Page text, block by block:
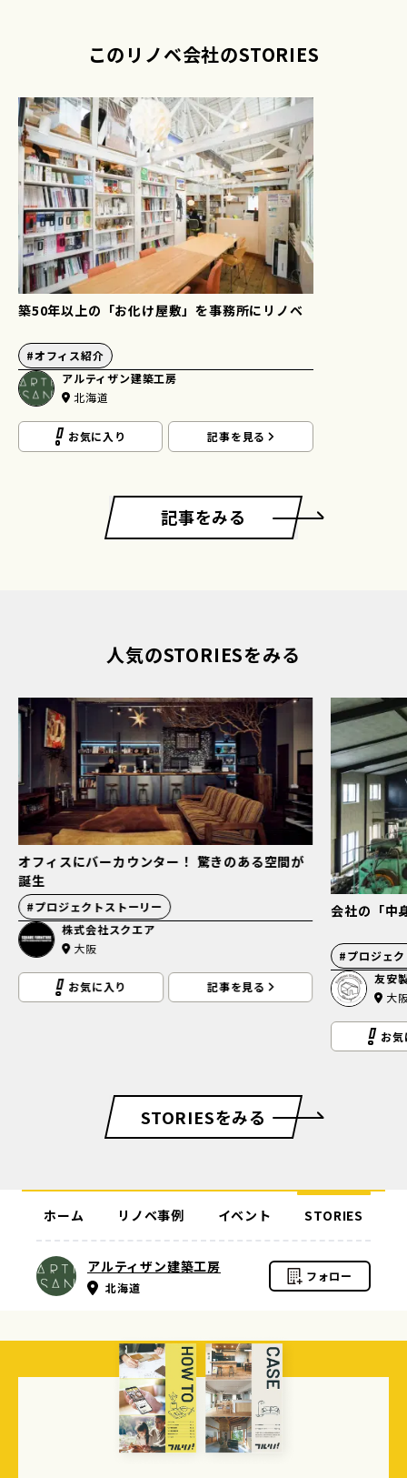
このリノベ会社のSTORIES
築50年以上の「お化け屋敷」を事務所にリノベ
#オフィス紹介
アルティザン建築工房
北海道
お気に入り 記事を見る
記事をみる
人気のSTORIESをみる
会社の「中身」まで変える工場リノベーション
#プロジェクトストーリー
友安製作所
大阪
素材にこだ
#オフィス
Lig
北
お
STORIESをみる
アルティザン建築工房
北海道
フォロー
ホーム リノベ事例 イベント STORIES